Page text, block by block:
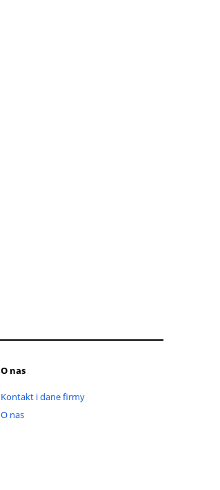
O nas
Kontakt i dane firmy
O nas